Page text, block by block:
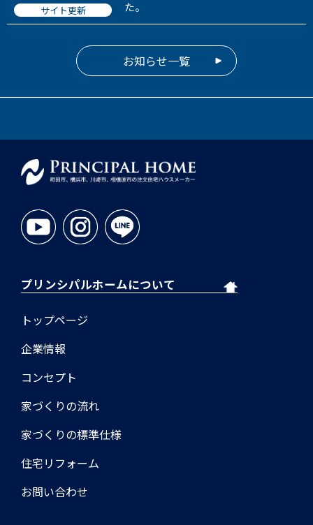
お知らせ一覧
サイト更新 た。
プリンシパルホームについて
トップページ
企業情報
コンセプト
家づくりの流れ
家づくりの標準仕様
住宅リフォーム
お問い合わせ